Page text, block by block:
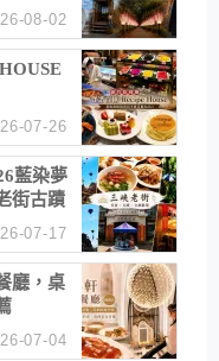
08-02
07-26
藍染夢
街古蹟
07-17
廳，桌
07-04